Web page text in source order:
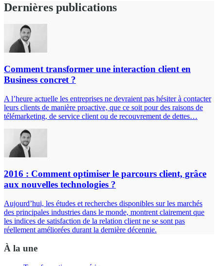
Dernières publications
Comment transformer une interaction client en
Business concret ?
A l’heure actuelle les entreprises ne devraient pas hésiter à contacter
leurs clients de manière proactive, que ce soit pour des raisons de
télémarketing, de service client ou de recouvrement de dettes…
2016 : Comment optimiser le parcours client, grâce
aux nouvelles technologies ?
Aujourd’hui, les études et recherches disponibles sur les marchés
des principales industries dans le monde, montrent clairement que
les indices de satisfaction de la relation client ne se sont pas
réellement améliorées durant la dernière décennie.
À la une